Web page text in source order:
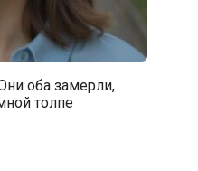
оба замерли,
толпе